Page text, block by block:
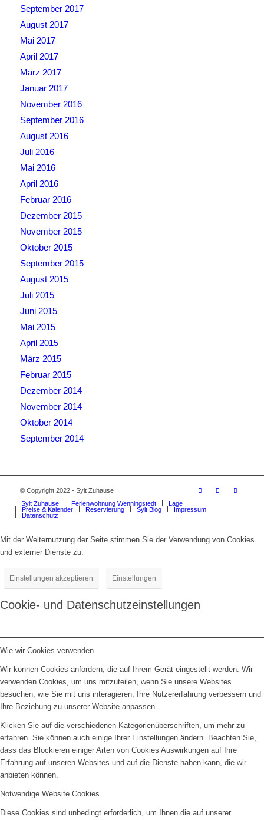
September 2017
August 2017
Mai 2017
April 2017
März 2017
Januar 2017
November 2016
September 2016
August 2016
Juli 2016
Mai 2016
April 2016
Februar 2016
Dezember 2015
November 2015
Oktober 2015
September 2015
August 2015
Juli 2015
Juni 2015
Mai 2015
April 2015
März 2015
Februar 2015
Dezember 2014
November 2014
Oktober 2014
September 2014
© Copyright 2022 - Sylt Zuhause
Sylt Zuhause
Ferienwohnung Wenningstedt
Lage
Preise & Kalender
Reservierung Sylt Blog
Impressum
Datenschutz
Mit der Weiternutzung der Seite stimmen Sie der Verwendung von Cookies
und externer Dienste zu.
Einstellungen akzeptieren Einstellungen
Cookie- und Datenschutzeinstellungen
Wie wir Cookies verwenden
Wir können Cookies anfordern, die auf Ihrem Gerät eingestellt werden. Wir
verwenden Cookies, um uns mitzuteilen, wenn Sie unsere Websites
besuchen, wie Sie mit uns interagieren, Ihre Nutzererfahrung verbessern und
Ihre Beziehung zu unserer Website anpassen.
Klicken Sie auf die verschiedenen Kategorienüberschriften, um mehr zu
erfahren. Sie können auch einige Ihrer Einstellungen ändern. Beachten Sie,
dass das Blockieren einiger Arten von Cookies Auswirkungen auf Ihre
Erfahrung auf unseren Websites und auf die Dienste haben kann, die wir
anbieten können.
Notwendige Website Cookies
Diese Cookies sind unbedingt erforderlich, um Ihnen die auf unserer